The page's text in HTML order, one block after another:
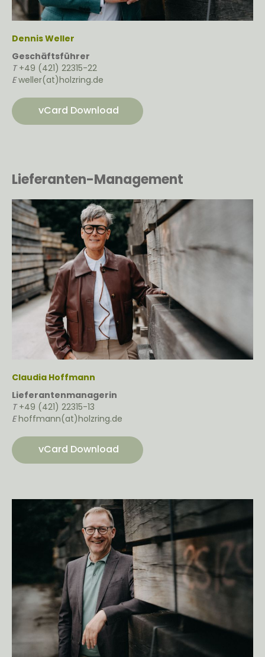
Dennis Weller
Geschäftsführer
T +49 (421) 22315-22
E weller(at)holzring.de
vCard Download
Lieferanten-Management
Claudia Hoffmann
Lieferantenmanagerin
T +49 (421) 22315-13
E hoffmann(at)holzring.de
vCard Download